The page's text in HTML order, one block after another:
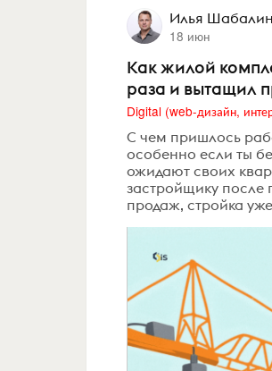
Илья Шабалин
18 июн
Как жилой
раза и вытащил
С чем пришлось
особенно если ты
ожидают своих
застройщику после
продаж, стройка